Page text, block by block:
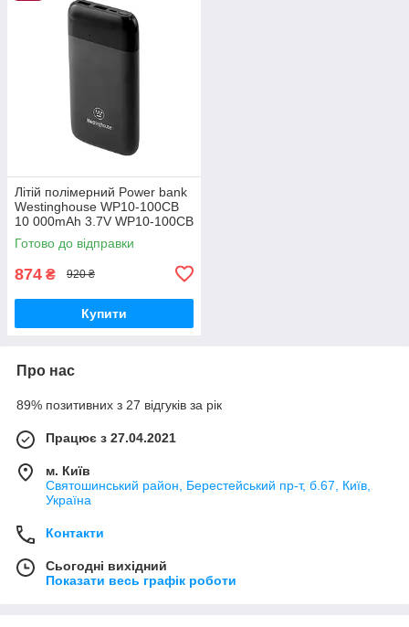
Літій полімерний Power bank
Westinghouse WP10-100CB
10 000mAh 3.7V WP10-100CB
Готово до відправки
874 ₴ 920 ₴
Купити
Про нас
89% позитивних з 27 відгуків за рік
Працює з 27.04.2021
м. Київ
Святошинський район, Берестейський пр-т, б.67, Київ,
Україна
Контакти
Сьогодні вихідний
Показати весь графік роботи